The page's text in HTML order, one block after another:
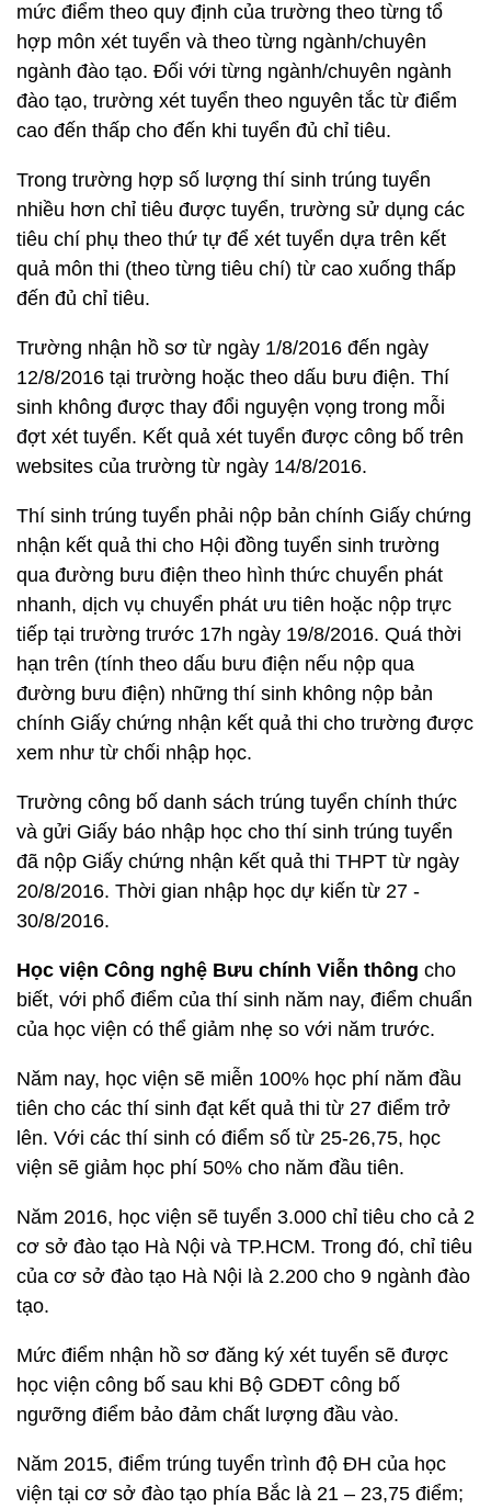
mức điểm theo quy định của trường theo từng tổ
hợp môn xét tuyển và theo từng ngành/chuyên
ngành đào tạo. Đối với từng ngành/chuyên ngành
đào tạo, trường xét tuyển theo nguyên tắc từ điểm
cao đến thấp cho đến khi tuyển đủ chỉ tiêu.
Trong trường hợp số lượng thí sinh trúng tuyển
nhiều hơn chỉ tiêu được tuyển, trường sử dụng các
tiêu chí phụ theo thứ tự để xét tuyển dựa trên kết
quả môn thi (theo từng tiêu chí) từ cao xuống thấp
đến đủ chỉ tiêu.
Trường nhận hồ sơ từ ngày 1/8/2016 đến ngày
12/8/2016 tại trường hoặc theo dấu bưu điện. Thí
sinh không được thay đổi nguyện vọng trong mỗi
đợt xét tuyển. Kết quả xét tuyển được công bố trên
websites của trường từ ngày 14/8/2016.
Thí sinh trúng tuyển phải nộp bản chính Giấy chứng
nhận kết quả thi cho Hội đồng tuyển sinh trường
qua đường bưu điện theo hình thức chuyển phát
nhanh, dịch vụ chuyển phát ưu tiên hoặc nộp trực
tiếp tại trường trước 17h ngày 19/8/2016. Quá thời
hạn trên (tính theo dấu bưu điện nếu nộp qua
đường bưu điện) những thí sinh không nộp bản
chính Giấy chứng nhận kết quả thi cho trường được
xem như từ chối nhập học.
Trường công bố danh sách trúng tuyển chính thức
và gửi Giấy báo nhập học cho thí sinh trúng tuyển
đã nộp Giấy chứng nhận kết quả thi THPT từ ngày
20/8/2016. Thời gian nhập học dự kiến từ 27 -
30/8/2016.
Học viện Công nghệ Bưu chính Viễn thông cho
biết, với phổ điểm của thí sinh năm nay, điểm chuẩn
của học viện có thể giảm nhẹ so với năm trước.
Năm nay, học viện sẽ miễn 100% học phí năm đầu
tiên cho các thí sinh đạt kết quả thi từ 27 điểm trở
lên. Với các thí sinh có điểm số từ 25-26,75, học
viện sẽ giảm học phí 50% cho năm đầu tiên.
Năm 2016, học viện sẽ tuyển 3.000 chỉ tiêu cho cả 2
cơ sở đào tạo Hà Nội và TP.HCM. Trong đó, chỉ tiêu
của cơ sở đào tạo Hà Nội là 2.200 cho 9 ngành đào
tạo.
Mức điểm nhận hồ sơ đăng ký xét tuyển sẽ được
học viện công bố sau khi Bộ GDĐT công bố
ngưỡng điểm bảo đảm chất lượng đầu vào.
Năm 2015, điểm trúng tuyển trình độ ĐH của học
viện tại cơ sở đào tạo phía Bắc là 21 – 23,75 điểm;